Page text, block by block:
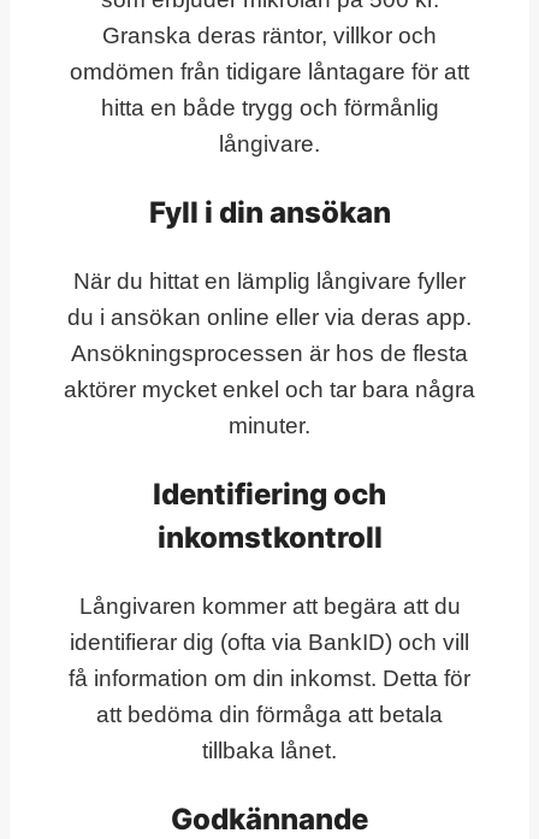
Granska deras räntor, villkor och
omdömen från tidigare låntagare för att
hitta en både trygg och förmånlig
långivare.
Fyll i din ansökan
När du hittat en lämplig långivare fyller
du i ansökan online eller via deras app.
Ansökningsprocessen är hos de flesta
aktörer mycket enkel och tar bara några
minuter.
Identifiering och
inkomstkontroll
Långivaren kommer att begära att du
identifierar dig (ofta via BankID) och vill
få information om din inkomst. Detta för
att bedöma din förmåga att betala
tillbaka lånet.
Godkännande